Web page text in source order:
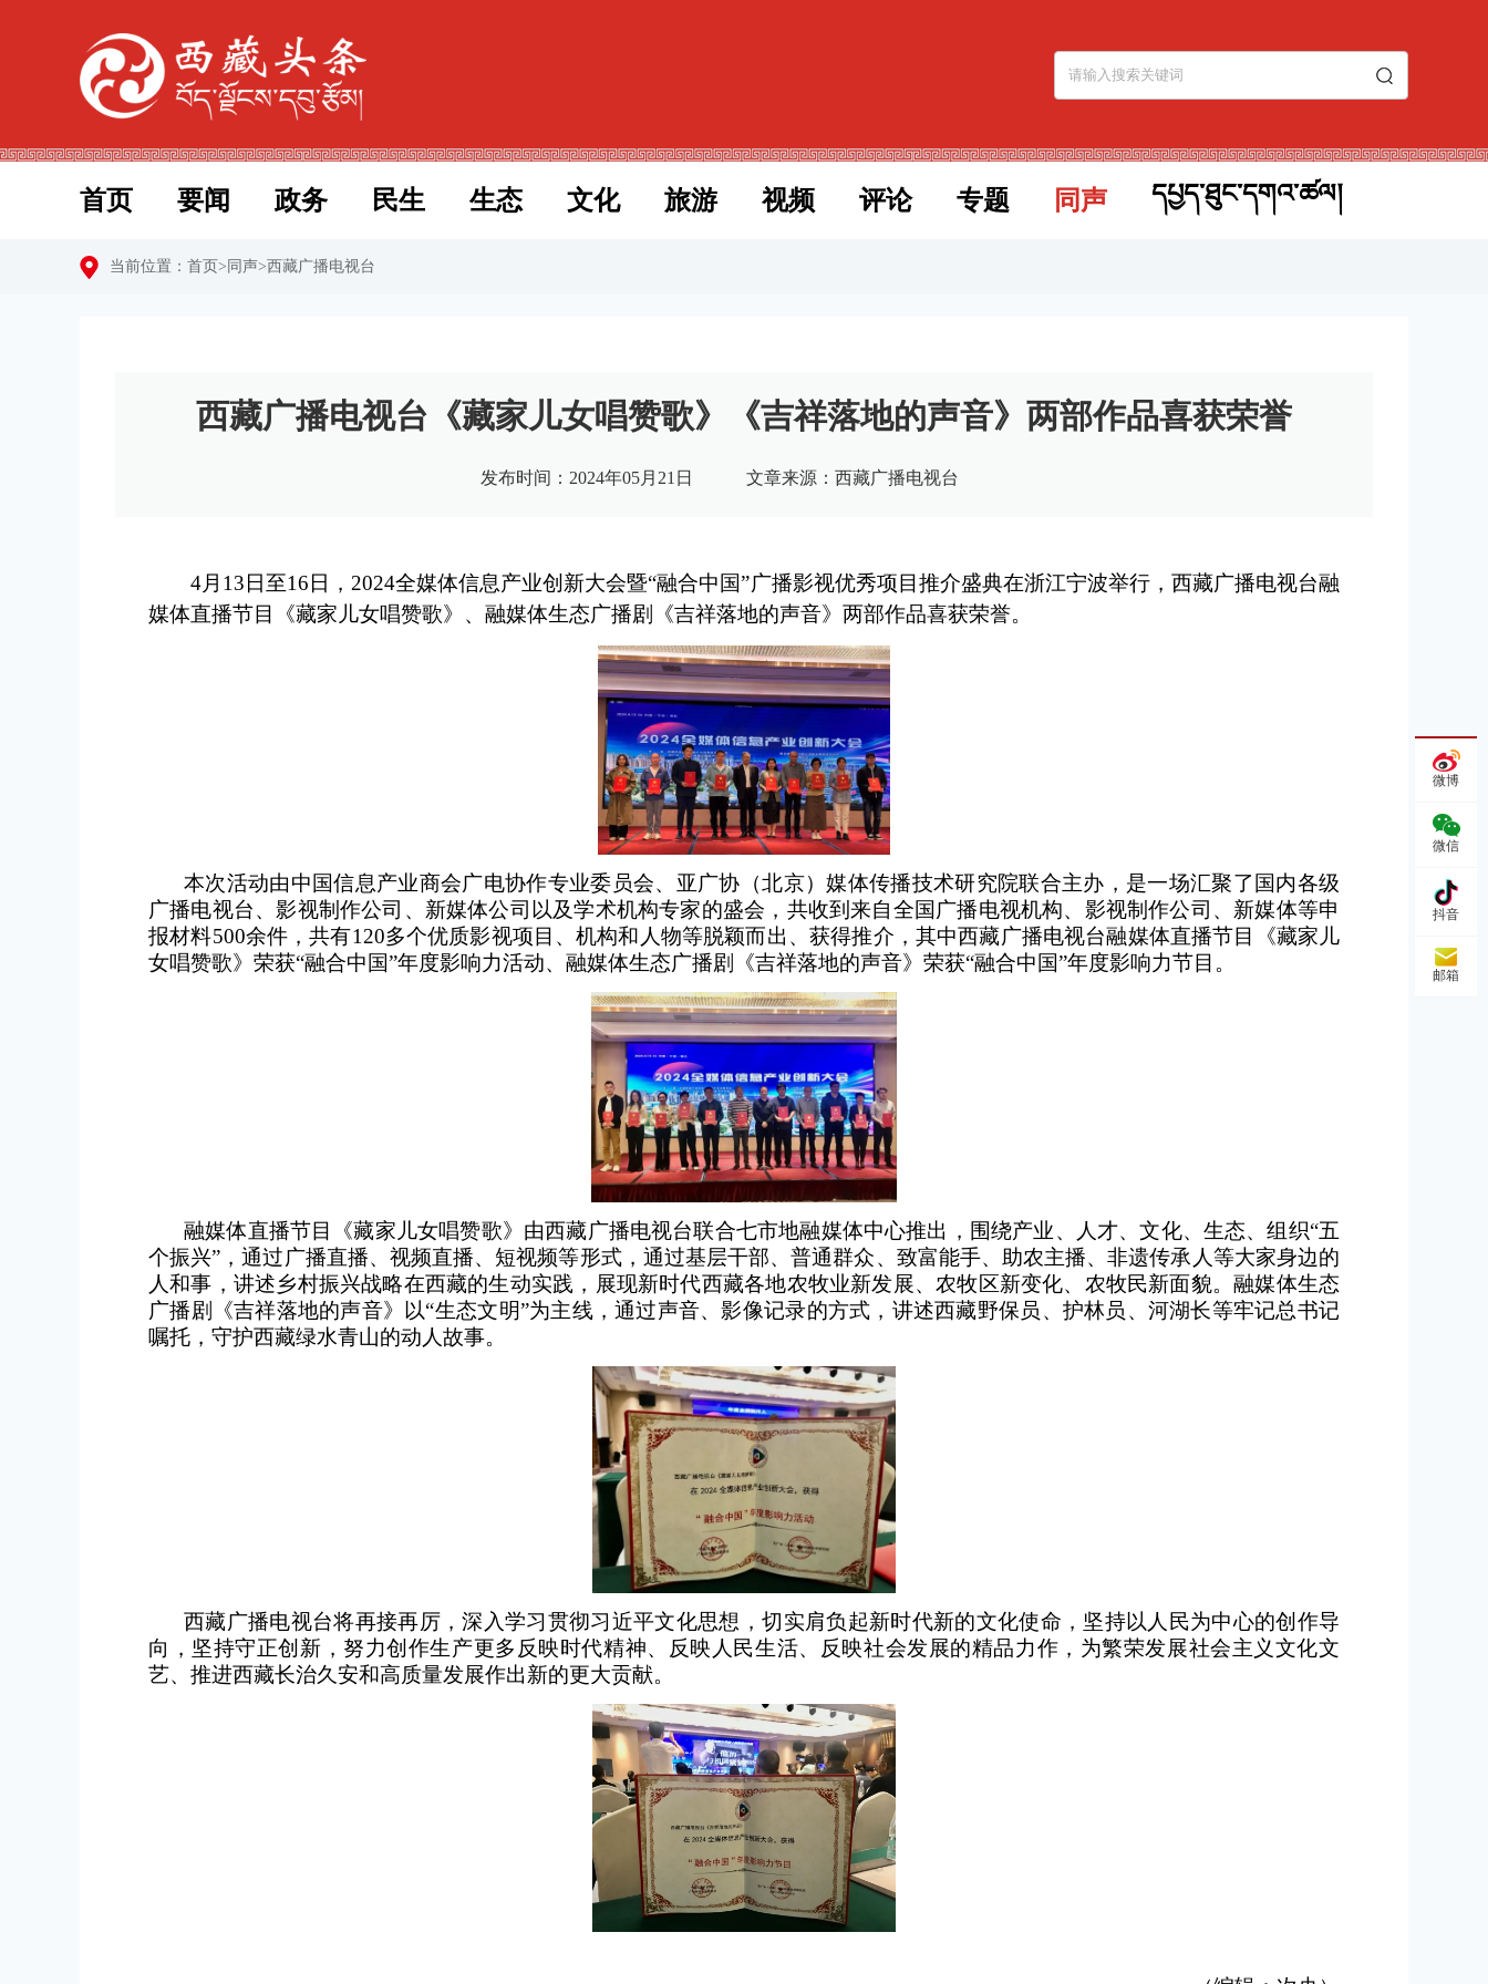
首页 要闻 政务 民生 生态 文化 旅游 视频 评论 专题 同声 དཔྱད་ཐུང་དགའ་ཚལ།
当前位置： 首页 > 同声>西藏广播电视台
西藏广播电视台《藏家儿女唱赞歌》《吉祥落地的声音》两部作品喜获荣誉
发布时间：2024年05月21日 文章来源：西藏广播电视台
4月13日至16日，2024全媒体信息产业创新大会暨“融合中国”广播影视优秀项目推介盛典在浙江宁波举行，西藏广播电视台融
媒体直播节目《藏家儿女唱赞歌》、融媒体生态广播剧《吉祥落地的声音》两部作品喜获荣誉。
本次活动由中国信息产业商会广电协作专业委员会、亚广协（北京）媒体传播技术研究院联合主办，是一场汇聚了国内各级
广播电视台、影视制作公司、新媒体公司以及学术机构专家的盛会，共收到来自全国广播电视机构、影视制作公司、新媒体等申
报材料500余件，共有120多个优质影视项目、机构和人物等脱颖而出、获得推介，其中西藏广播电视台融媒体直播节目《藏家儿
女唱赞歌》荣获“融合中国”年度影响力活动、融媒体生态广播剧《吉祥落地的声音》荣获“融合中国”年度影响力节目。
融媒体直播节目《藏家儿女唱赞歌》由西藏广播电视台联合七市地融媒体中心推出，围绕产业、人才、文化、生态、组织“五
个振兴”，通过广播直播、视频直播、短视频等形式，通过基层干部、普通群众、致富能手、助农主播、非遗传承人等大家身边的
人和事，讲述乡村振兴战略在西藏的生动实践，展现新时代西藏各地农牧业新发展、农牧区新变化、农牧民新面貌。融媒体生态
广播剧《吉祥落地的声音》以“生态文明”为主线，通过声音、影像记录的方式，讲述西藏野保员、护林员、河湖长等牢记总书记
嘱托，守护西藏绿水青山的动人故事。
西藏广播电视台将再接再厉，深入学习贯彻习近平文化思想，切实肩负起新时代新的文化使命，坚持以人民为中心的创作导
向，坚持守正创新，努力创作生产更多反映时代精神、反映人民生活、反映社会发展的精品力作，为繁荣发展社会主义文化文
艺、推进西藏长治久安和高质量发展作出新的更大贡献。
微博
微信
抖音
邮箱